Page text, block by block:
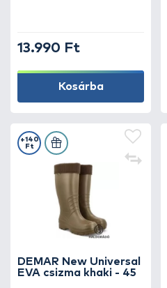
13.990 Ft
Kosárba
DEMAR New Universal
EVA csizma khaki - 45
+140
Ft